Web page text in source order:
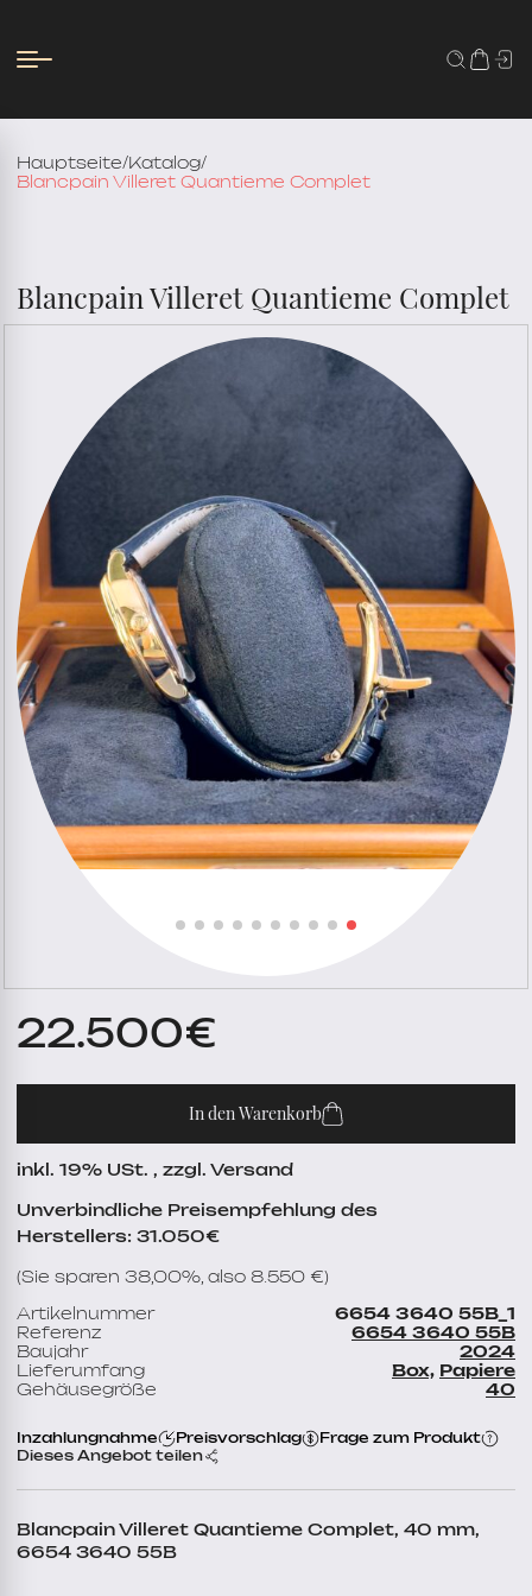
Hauptseite/ Katalog/
Blancpain Villeret Quantieme Complet
Blancpain Villeret Quantieme Complet
Blancpain Villeret Quantieme Complet, 40 mm,
6654 3640 55B
22.500€
In den Warenkorb
inkl. 19% USt. , zzgl. Versand
Unverbindliche Preisempfehlung des
Herstellers: 31.050€
(Sie sparen 38,00%, also 8.550 €)
Artikelnummer
6654 3640 55B_1
Referenz
6654 3640 55B
Baujahr
2024
Lieferumfang
Box, Papiere
Gehäusegröße
40
Inzahlungnahme Preisvorschlag
Frage zum Produkt
Dieses Angebot teilen